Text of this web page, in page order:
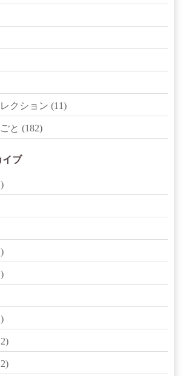
クション (11)
と (182)
イブ